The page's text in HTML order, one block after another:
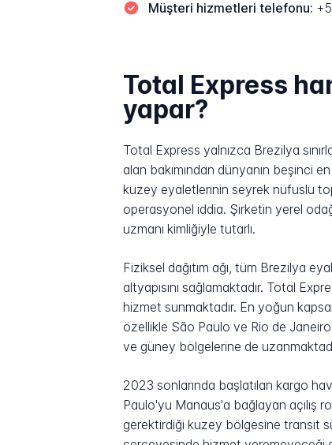
Müşteri hizmetleri telefonu:
Total Express
yapar?
Total Express yalnızca Brezilya
alan bakımından dünyanın beşinci
kuzey eyaletlerinin seyrek nüfuslu
operasyonel iddia. Şirketin yerel
uzmanı kimliğiyle tutarlı.
Fiziksel dağıtım ağı, tüm Brezilya
altyapısını sağlamaktadır. Total
hizmet sunmaktadır. En yoğun
özellikle São Paulo ve Rio de
ve güney bölgelerine de
2023 sonlarında başlatılan kargo
Paulo'yu Manaus'a bağlayan açılış
gerektirdiği kuzey bölgesine transit